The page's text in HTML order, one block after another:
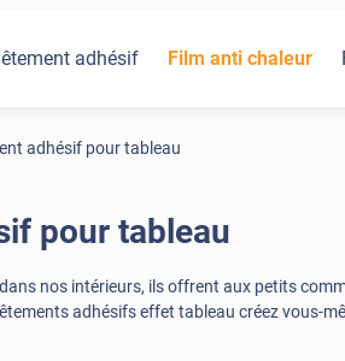
adhésif Film anti chaleur
adhésif pour tableau
pour tableau
nos intérieurs, ils offrent aux petits
adhésifs effet tableau créez vous-